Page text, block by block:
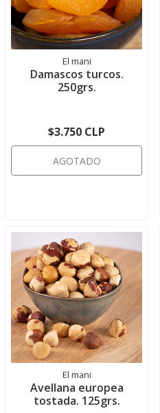
El mani
Damascos turcos.
250grs.
$3.750 CLP
AGOTADO
El mani
Avellana europea
tostada. 125grs.